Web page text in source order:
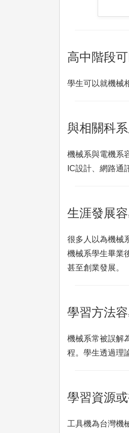
高中階段
學生可以就機械
與相關科
機械系與電機系
IC設計、網路通
生涯發展
很多人以為機械
機械系學生畢業
甚至創業發展。
學習方法
機械系常被誤解
程。學生透過理
學習資源
工具機為台灣機